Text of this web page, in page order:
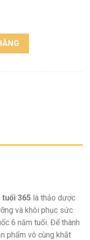
x 240g số lượng
tuổi 365 là thảo dược
và khôi phục sức
6 năm tuổi. Để thành
phẩm vô cùng khắt